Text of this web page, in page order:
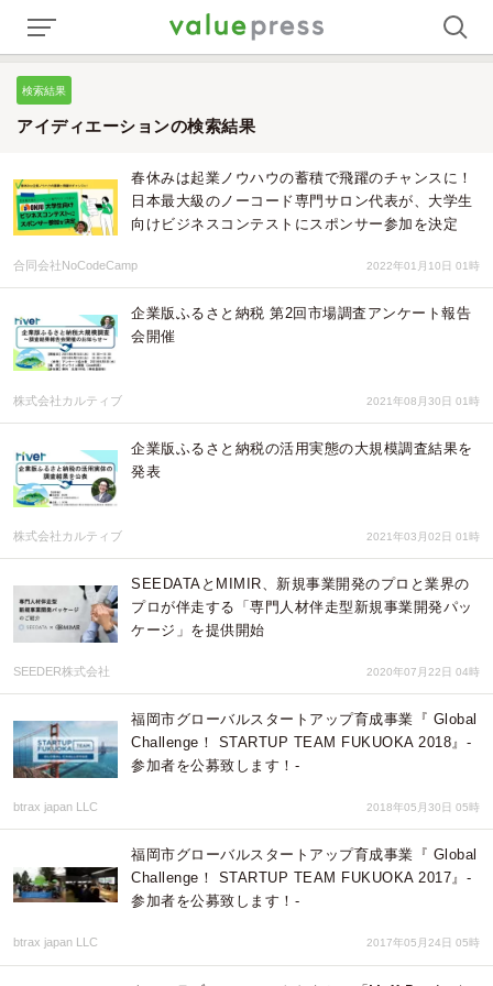
検索結果
アイディエーションの検索結果
春休みは起業ノウハウの蓄積で飛躍のチャンスに！
日本最大級のノーコード専門サロン代表が、大学生
向けビジネスコンテストにスポンサー参加を決定
合同会社NoCodeCamp 2022年01月10日 01時
企業版ふるさと納税 第2回市場調査アンケート報告
会開催
株式会社カルティブ 2021年08月30日 01時
企業版ふるさと納税の活用実態の大規模調査結果を
発表
株式会社カルティブ 2021年03月02日 01時
SEEDATAとMIMIR、新規事業開発のプロと業界の
プロが伴走する「専門人材伴走型新規事業開発パッ
ケージ」を提供開始
SEEDER株式会社 2020年07月22日 04時
福岡市グローバルスタートアップ育成事業『 Global
Challenge！ STARTUP TEAM FUKUOKA 2018』-
参加者を公募致します！-
btrax japan LLC 2018年05月30日 05時
福岡市グローバルスタートアップ育成事業『 Global
Challenge！ STARTUP TEAM FUKUOKA 2017』-
参加者を公募致します！-
btrax japan LLC 2017年05月24日 05時